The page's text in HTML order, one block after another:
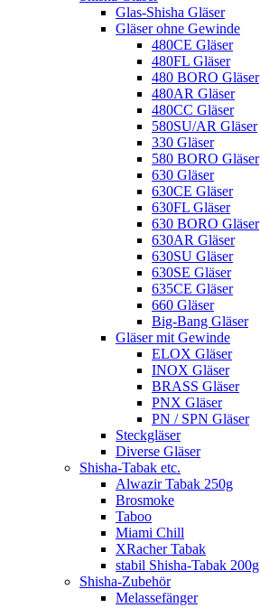
Glas-Shisha Gläser
Gläser ohne Gewinde
480CE Gläser
480FL Gläser
480 BORO Gläser
480AR Gläser
480CC Gläser
580SU/AR Gläser
330 Gläser
580 BORO Gläser
630 Gläser
630CE Gläser
630FL Gläser
630 BORO Gläser
630AR Gläser
630SU Gläser
630SE Gläser
635CE Gläser
660 Gläser
Big-Bang Gläser
Gläser mit Gewinde
ELOX Gläser
INOX Gläser
BRASS Gläser
PNX Gläser
PN / SPN Gläser
Steckgläser
Diverse Gläser
Shisha-Tabak etc.
Alwazir Tabak 250g
Brosmoke
Taboo
Miami Chill
XRacher Tabak
stabil Shisha-Tabak 200g
Shisha-Zubehör
Melassefänger